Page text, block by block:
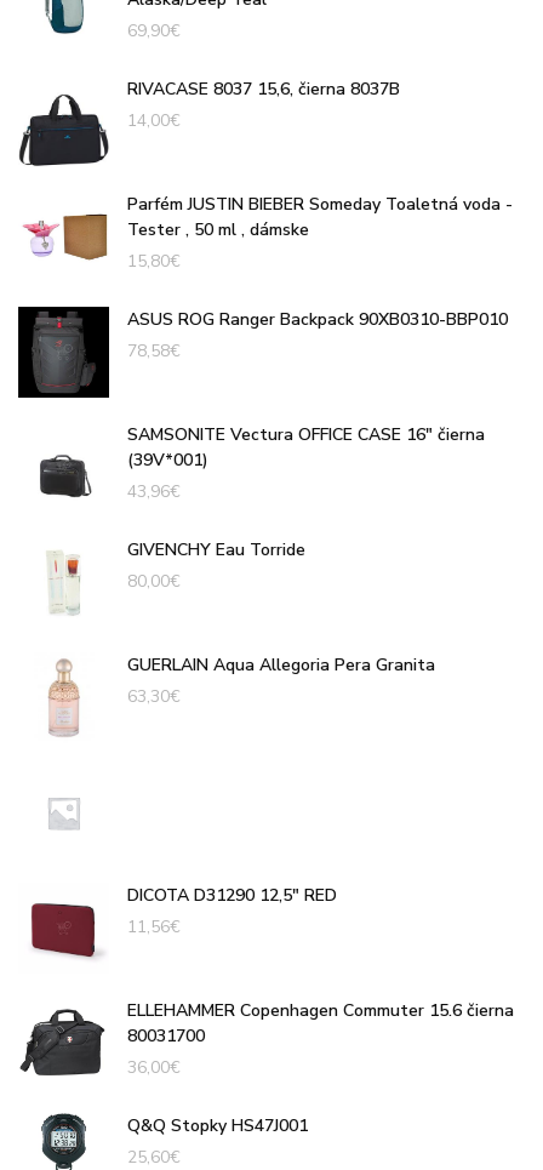
69,90€
RIVACASE 8037 15,6, čierna 8037B
14,00€
Parfém JUSTIN BIEBER Someday Toaletná voda -
Tester , 50 ml , dámske
15,80€
ASUS ROG Ranger Backpack 90XB0310-BBP010
78,58€
SAMSONITE Vectura OFFICE CASE 16" čierna
(39V*001)
43,96€
GIVENCHY Eau Torride
80,00€
GUERLAIN Aqua Allegoria Pera Granita
63,30€
DICOTA D31290 12,5" RED
11,56€
ELLEHAMMER Copenhagen Commuter 15.6 čierna
80031700
36,00€
Q&Q Stopky HS47J001
25,60€